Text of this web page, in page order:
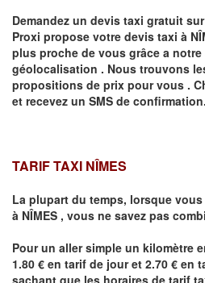
Demandez un devis taxi gratuit sur
Proxi propose votre devis taxi à
plus proche de vous grâce a
géolocalisation . Nous trouvons
propositions de prix pour vous .
et recevez un SMS de confirmation.
TARIF TAXI NÎMES
La plupart du temps, lorsque
à NÎMES , vous ne savez pas
Pour un aller simple un kilomètre
1.80 € en tarif de jour et 2.70 € en